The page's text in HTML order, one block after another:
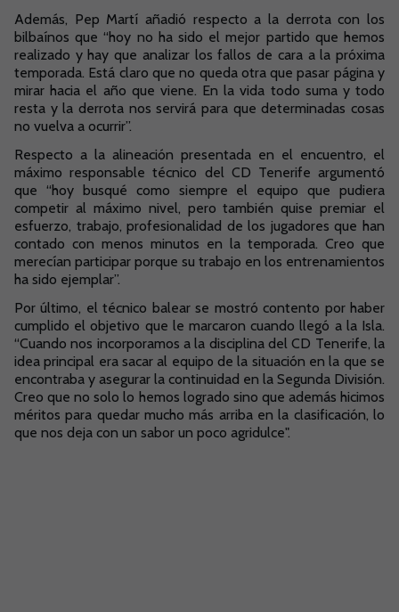
Además, Pep Martí añadió respecto a la derrota con los
bilbaínos que “hoy no ha sido el mejor partido que hemos
realizado y hay que analizar los fallos de cara a la próxima
temporada. Está claro que no queda otra que pasar página y
mirar hacia el año que viene. En la vida todo suma y todo
resta y la derrota nos servirá para que determinadas cosas
no vuelva a ocurrir”.
Respecto a la alineación presentada en el encuentro, el
máximo responsable técnico del CD Tenerife argumentó
que “hoy busqué como siempre el equipo que pudiera
competir al máximo nivel, pero también quise premiar el
esfuerzo, trabajo, profesionalidad de los jugadores que han
contado con menos minutos en la temporada. Creo que
merecían participar porque su trabajo en los entrenamientos
ha sido ejemplar”.
Por último, el técnico balear se mostró contento por haber
cumplido el objetivo que le marcaron cuando llegó a la Isla.
“Cuando nos incorporamos a la disciplina del CD Tenerife, la
idea principal era sacar al equipo de la situación en la que se
encontraba y asegurar la continuidad en la Segunda División.
Creo que no solo lo hemos logrado sino que además hicimos
méritos para quedar mucho más arriba en la clasificación, lo
que nos deja con un sabor un poco agridulce".